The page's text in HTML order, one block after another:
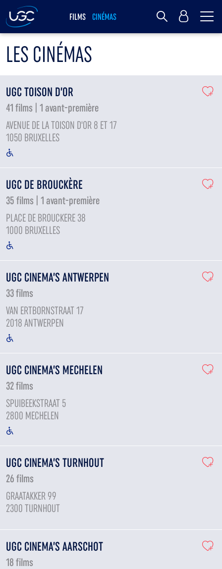
FILMS CINÉMAS MY UGC
LES CINÉMAS
UGC TOISON D’OR
41 films | 1 avant-première
AVENUE DE LA TOISON D'OR 8 ET 17
1050 BRUXELLES
UGC DE BROUCKÈRE
35 films | 1 avant-première
PLACE DE BROUCKERE 38
1000 BRUXELLES
UGC CINEMA’S ANTWERPEN
33 films
VAN ERTBORNSTRAAT 17
2018 ANTWERPEN
UGC CINEMA’S MECHELEN
32 films
SPUIBEEKSTRAAT 5
2800 MECHELEN
UGC CINEMA’S TURNHOUT
26 films
GRAATAKKER 99
2300 TURNHOUT
UGC CINEMA’S AARSCHOT
18 films